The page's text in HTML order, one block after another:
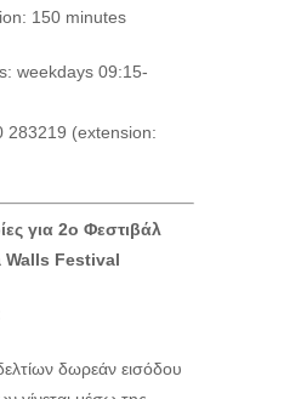
150 minutes
weekdays 09:15-
283219 (extension:
για 2ο Φεστιβάλ
Walls Festival
δωρεάν εισόδου